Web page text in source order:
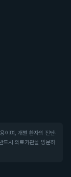
이며, 개별 환자의 진단·
드시 의료기관을 방문하